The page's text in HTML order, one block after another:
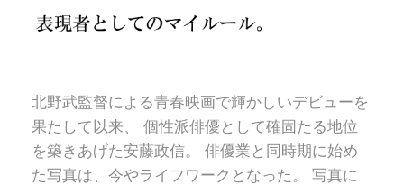
北野武監督による青春映画で輝かしいデビューを
果たして以来、 個性派俳優として確固たる地位
を築きあげた安藤政信。 俳優業と同時期に始め
た写真は、今やライフワークとなった。 写真に